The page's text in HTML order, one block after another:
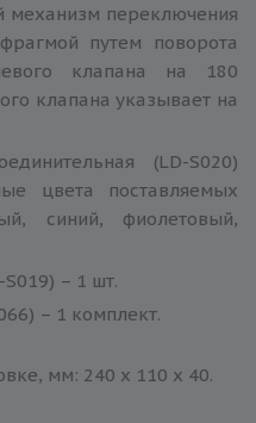
механизм переключения
путем поворота
клапана на 180
клапана указывает на
(LD-S020)
цвета поставляемых
синий, фиолетовый,
– 1 шт.
– 1 комплект.
мм: 240 х 110 х 40.